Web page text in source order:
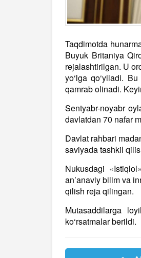
Taqdimotda
Buyuk Britaniya
rejalashtirilgan. U
yo‘lga qo‘yiladi.
qamrab olinadi.
Sentyabr-noyabr
davlatdan 70 nafar
Davlat rahbari
saviyada tashkil
Nukusdagi
an’anaviy bilim va
qilish reja qilingan.
Mutasaddilarga
ko‘rsatmalar berildi.